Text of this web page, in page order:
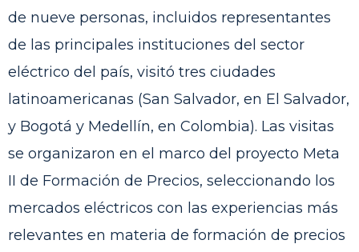
de nueve personas, incluidos representantes
de las principales instituciones del sector
eléctrico del país, visitó tres ciudades
latinoamericanas (San Salvador, en El Salvador,
y Bogotá y Medellín, en Colombia). Las visitas
se organizaron en el marco del proyecto Meta
II de Formación de Precios, seleccionando los
mercados eléctricos con las experiencias más
relevantes en materia de formación de precios